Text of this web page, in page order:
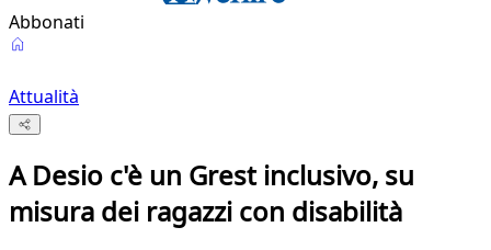
Abbonati
Attualità
A Desio c'è un Grest inclusivo, su
misura dei ragazzi con disabilità